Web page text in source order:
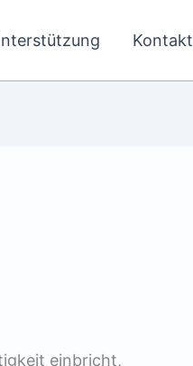
Kontakt
einbricht,